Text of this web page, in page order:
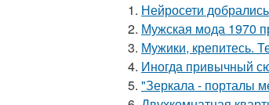
1. Нейросети
2. Мужская мода 1970
3. Мужики, крепитесь.
4. Иногда привычный
5. "Зеркала - порталы